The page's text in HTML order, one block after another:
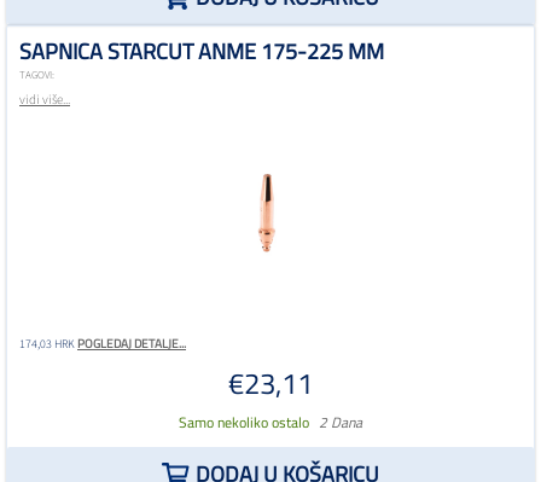
SAPNICA STARCUT ANME 175-225 MM
TAGOVI:
vidi više...
174,03 HRKPOGLEDAJ DETALJE...
€23,11
Samo nekoliko ostalo 2 Dana
DODAJ U KOŠARICU